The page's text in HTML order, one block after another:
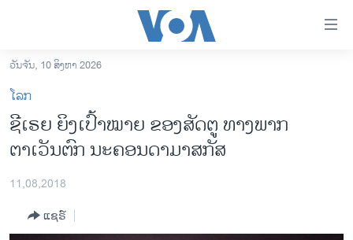
ເຂົ້າ
ຫາ
ຂ້າມ
ຂ້າມ
ຂ້າມ
ຫາ
ລາວ
ອາເມຣິກາ
ຂ່າວ​ຈີນ
ໂລກ
ວັນຈັນ, 10 ສິງຫາ 2026
ໂລກ
ຊີເຣຍ ຍິງເປົ້າໝາຍ ຂອງສັດຕູ ທາງພາກ
ຕາເວັນຕົກ ນະຄອນດາມາສກັສ
11,08,2018
ແຊຣ໌